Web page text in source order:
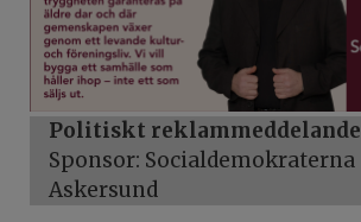
Politiskt reklammeddelande
Sponsor: Socialdemokraterna
Askersund